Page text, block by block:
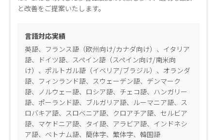
と改善をご提案いたします。
言語対応実績
英語、フランス語（欧州向け/カナダ向け）、イタリア
語、ドイツ語、スペイン語（スペイン向け/南米向
け）、ポルトガル語（イベリア/ブラジル）、オランダ
語、フィンランド語、スウェーデン語、デンマーク
語、ノルウェー語、ロシア語、チェコ語、ハンガリー
語、ポーランド語、ブルガリア語、ルーマニア語、ス
ロバキア語、スロベニア語、クロアチア語、セルビア
語、マケドニア語、タイ語、アラビア語、インドネシ
ア語、ベトナム語、簡体字、繁体字、韓国語